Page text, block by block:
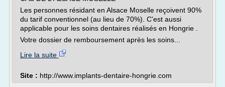
Les personnes résidant en Alsace Moselle reçoivent 90%
du tarif conventionnel (au lieu de 70%). C'est aussi
applicable pour les soins dentaires réalisés en Hongrie .
Votre dossier de remboursement après les soins...
Lire la suite
Site : http://www.implants-dentaire-hongrie.com